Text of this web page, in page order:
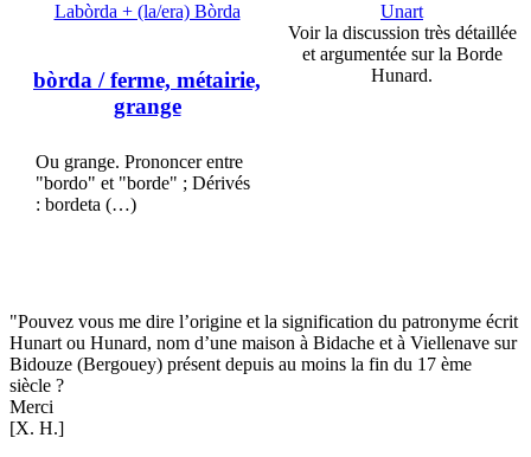
Labòrda + (la/era) Bòrda
bòrda / ferme, métairie,
grange
Ou grange. Prononcer entre
"bordo" et "borde" ; Dérivés
: bordeta (…)
Unart
Voir la discussion très détaillée
et argumentée sur la Borde
Hunard.
"Pouvez vous me dire l’origine et la signification du patronyme écrit
Hunart ou Hunard, nom d’une maison à Bidache et à Viellenave sur
Bidouze (Bergouey) présent depuis au moins la fin du 17 ème
siècle ?
Merci
[X. H.]